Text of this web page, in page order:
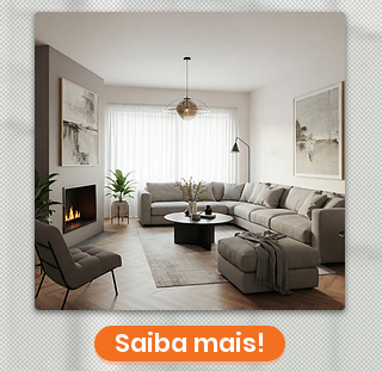
Saiba mais!